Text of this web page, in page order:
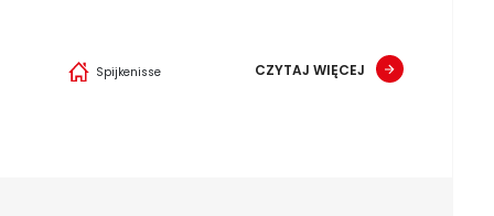
Spijkenisse CZYTAJ WIĘCEJ